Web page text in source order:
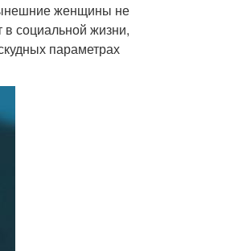
женщины не
в социальной жизни,
параметрах